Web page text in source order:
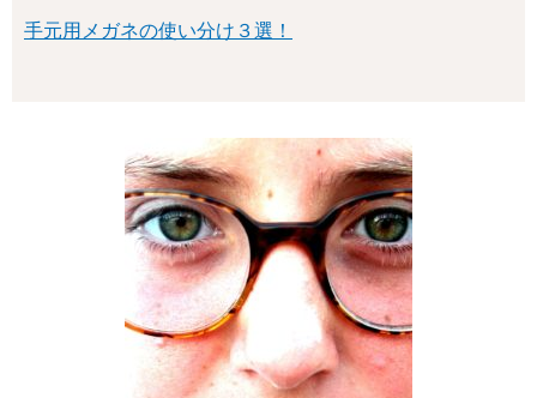
手元用メガネの使い分け３選！